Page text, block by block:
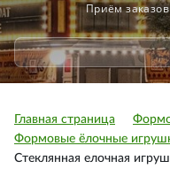
Приём
Главная страница
Формовые ёлочные
Стеклянная елочная